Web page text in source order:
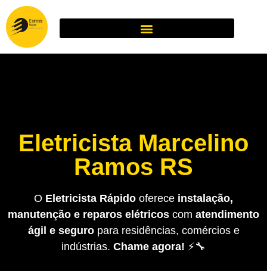
Eletricista Marcelino
Ramos RS
O Eletricista Rápido oferece instalação,
manutenção e reparos elétricos com atendimento
ágil e seguropara residências, comércios e
indústrias. Chame agora! ⚡🔧